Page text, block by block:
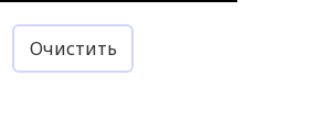
Очистить